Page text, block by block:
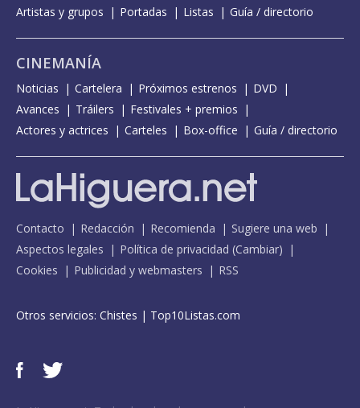
Artistas y grupos
Portadas Listas Guía / directorio
CINEMANÍA
Noticias Cartelera Próximos estrenos
DVD
Avances
Tráilers
Festivales + premios
Actores y actrices
Carteles Box-office Guía / directorio
Contacto Redacción Recomienda
Sugiere una web
Aspectos legales
Política de privacidad (Cambiar)
Cookies
Publicidad y webmasters RSS
Otros servicios: Chistes | Top10Listas.com